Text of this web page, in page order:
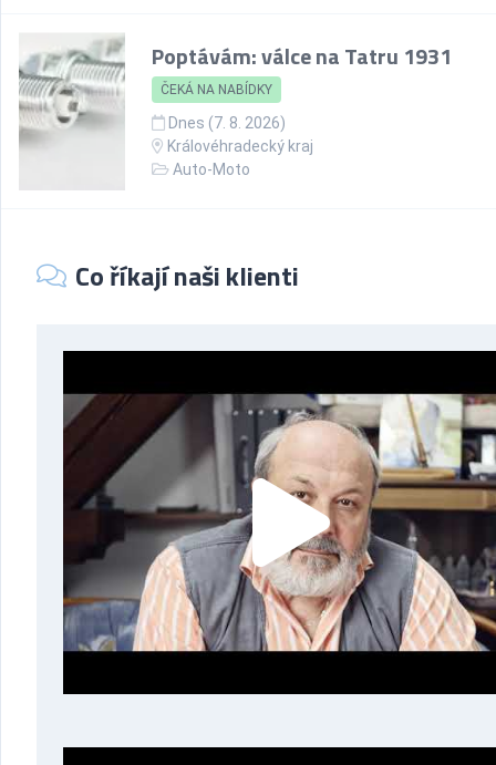
Poptávám: válce na Tatru 1931
ČEKÁ NA NABÍDKY
Dnes (7. 8. 2026)
Královéhradecký kraj
Auto-Moto
Co říkají naši klienti